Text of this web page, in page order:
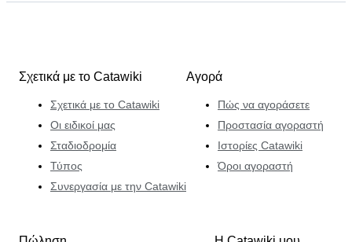
Σχετικά με το Catawiki
Σχετικά με το Catawiki
Οι ειδικοί μας
Σταδιοδρομία
Τύπος
Συνεργασία με την Catawiki
Αγορά
Πώς να αγοράσετε
Προστασία αγοραστή
Ιστορίες Catawiki
Όροι αγοραστή